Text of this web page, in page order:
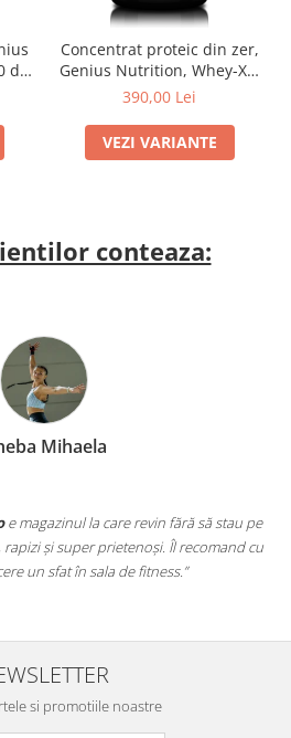
de
Concentrat proteic din zer,
Genius Nutrition, Whey-X5,
2kg, pudra proteica
390,00 Lei
VEZI VARIANTE
conteaza:
Mihaela
e magazinul la care revin fără să stau pe
și super prietenoși. Îl recomand cu
un sfat în sala de fitness.”
si promotiile noastre